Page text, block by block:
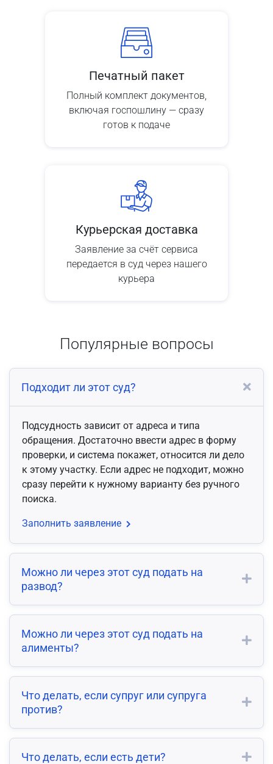
Печатный пакет
Полный комплект документов,
включая госпошлину — сразу
готов к подаче
Курьерская доставка
Заявление за счёт сервиса
передается в суд через нашего
курьера
Популярные вопросы
Подходит ли этот суд?
Подсудность зависит от адреса и типа
обращения. Достаточно ввести адрес в форму
проверки, и система покажет, относится ли дело
к этому участку. Если адрес не подходит, можно
сразу перейти к нужному варианту без ручного
поиска.
Заполнить заявление
Можно ли через этот суд подать на
развод?
Можно ли через этот суд подать на
алименты?
Что делать, если супруг или супруга
против?
Что делать, если есть дети?